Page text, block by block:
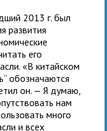
2013 г. был
развития
его
«В китайском
обозначаются
он. — Я думаю,
нам
много
и всех